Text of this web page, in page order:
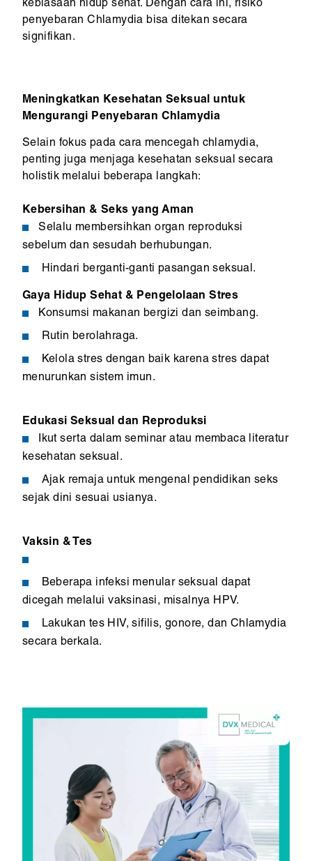
kebiasaan hidup sehat. Dengan cara ini, risiko
penyebaran Chlamydia bisa ditekan secara
signifikan.
Meningkatkan Kesehatan Seksual untuk
Mengurangi Penyebaran Chlamydia
Selain fokus pada cara mencegah chlamydia,
penting juga menjaga kesehatan seksual secara
holistik melalui beberapa langkah:
Kebersihan & Seks yang Aman
Selalu membersihkan organ reproduksi
sebelum dan sesudah berhubungan.
Hindari berganti-ganti pasangan seksual.
Gaya Hidup Sehat & Pengelolaan Stres
Konsumsi makanan bergizi dan seimbang.
Rutin berolahraga.
Kelola stres dengan baik karena stres dapat
menurunkan sistem imun.
Edukasi Seksual dan Reproduksi
Ikut serta dalam seminar atau membaca literatur
kesehatan seksual.
Ajak remaja untuk mengenal pendidikan seks
sejak dini sesuai usianya.
Vaksin & Tes
Beberapa infeksi menular seksual dapat
dicegah melalui vaksinasi, misalnya HPV.
Lakukan tes HIV, sifilis, gonore, dan Chlamydia
secara berkala.